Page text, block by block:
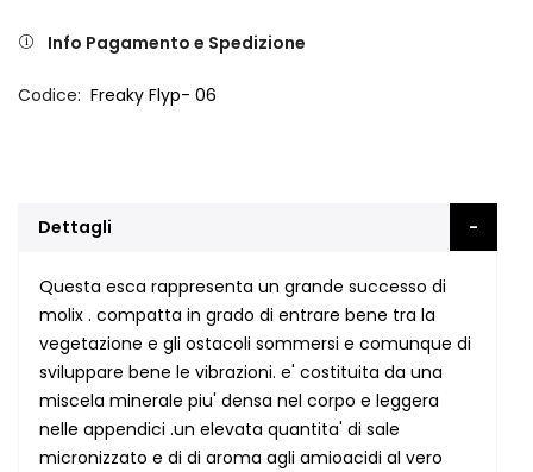
Info Pagamento e Spedizione
Codice Freaky Flyp- 06
Dettagli
Questa esca rappresenta un grande successo di
molix . compatta in grado di entrare bene tra la
vegetazione e gli ostacoli sommersi e comunque di
sviluppare bene le vibrazioni. e' costituita da una
miscela minerale piu' densa nel corpo e leggera
nelle appendici .un elevata quantita' di sale
micronizzato e di di aroma agli amioacidi al vero